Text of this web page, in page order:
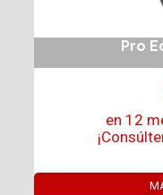
Pro
en 12